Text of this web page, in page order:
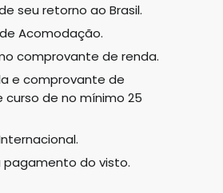
seu retorno ao Brasil.
Acomodação.
comprovante de renda.
e comprovante de
de no mínimo 25
pagamento do visto.